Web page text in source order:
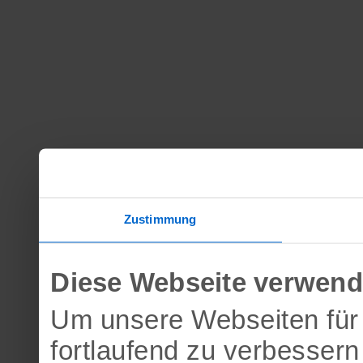
Zustimmung
Diese Webseite
Um unsere Webseiten
fortlaufend zu